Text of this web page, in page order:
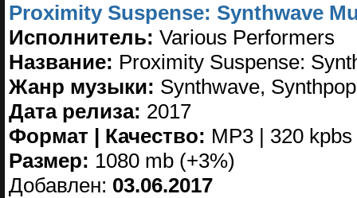
Proximity Suspense: Synthwave
Исполнитель: Various Performers
Название: Proximity Suspense:
Жанр музыки: Synthwave,
Дата релиза: 2017
Формат | Качество: MP3 | 320 kpbs
Размер: 1080 mb (+3%)
Добавлен: 03.06.2017